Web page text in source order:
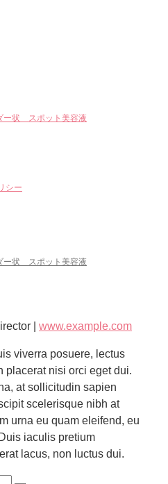
ー状 スポット美容液
ー状 スポット美容液
シー
| www.example.com
viverra posuere, lectus
placerat nisi orci eget dui.
at sollicitudin sapien
scelerisque nibh at
urna eu quam eleifend, eu
iaculis pretium
lacus, non luctus dui.